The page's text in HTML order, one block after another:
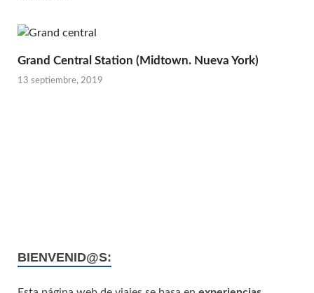
Grand Central Station (Midtown. Nueva York)
13 septiembre, 2019
BIENVENID@S: